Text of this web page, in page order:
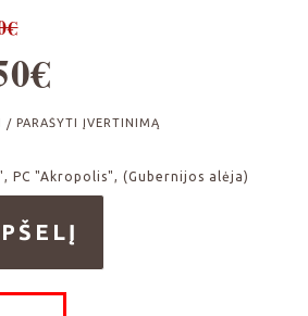
/ PARAŠYTI ĮVERTINIMĄ
PC "Akropolis", (Gubernijos alėja)